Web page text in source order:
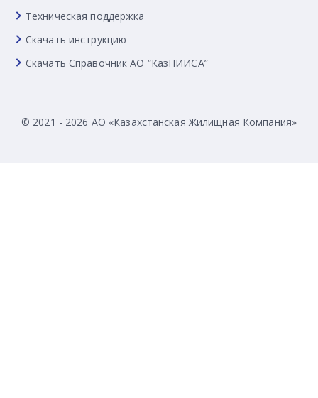
Техническая поддержка
Скачать инструкцию
Скачать Справочник АО “КазНИИСА”
© 2021 - 2026 АО «Казахстанская Жилищная Компания»